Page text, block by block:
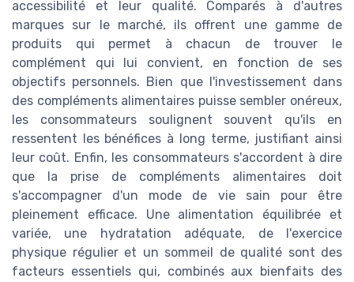
accessibilité et leur qualité. Comparés à d'autres
marques sur le marché, ils offrent une gamme de
produits qui permet à chacun de trouver le
complément qui lui convient, en fonction de ses
objectifs personnels. Bien que l'investissement dans
des compléments alimentaires puisse sembler onéreux,
les consommateurs soulignent souvent qu'ils en
ressentent les bénéfices à long terme, justifiant ainsi
leur coût. Enfin, les consommateurs s'accordent à dire
que la prise de compléments alimentaires doit
s'accompagner d'un mode de vie sain pour être
pleinement efficace. Une alimentation équilibrée et
variée, une hydratation adéquate, de l'exercice
physique régulier et un sommeil de qualité sont des
facteurs essentiels qui, combinés aux bienfaits des